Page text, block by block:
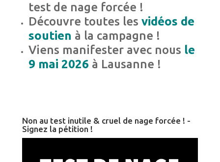
test de nage forcée !
Découvre toutes les vidéos de
soutien à la campagne !
Viens manifester avec nous le
9 mai 2026 à Lausanne !
Non au test inutile & cruel de nage forcée ! -
Signez la pétition !